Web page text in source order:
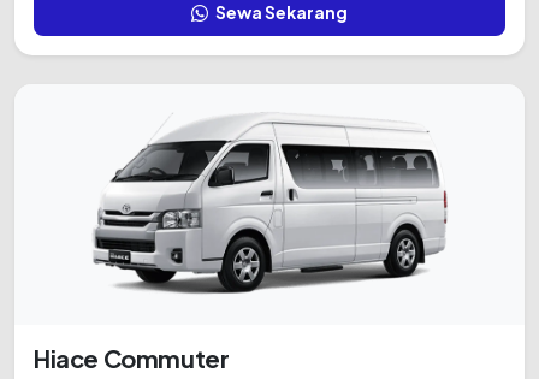
Sewa Sekarang
Hiace Commuter